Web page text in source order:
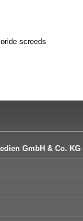
screeds
GmbH & Co. KG